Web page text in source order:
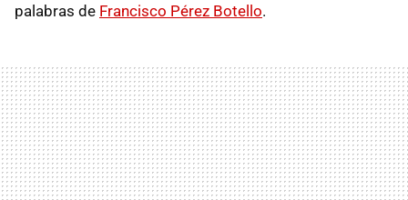
palabras de Francisco Pérez Botello.